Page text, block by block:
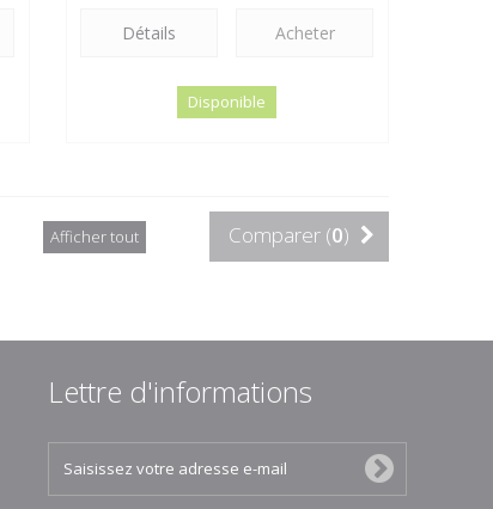
Détails Acheter
Disponible
Comparer (0)
Afficher tout
Lettre d'informations